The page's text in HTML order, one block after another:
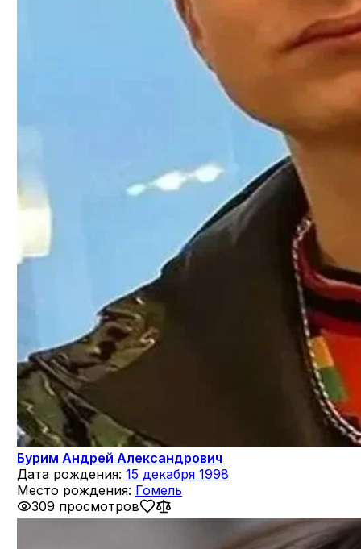
Бурим Андрей Александрович
Дата рождения: 15 декабря 1998
Место рождения: Гомель
309 просмотров